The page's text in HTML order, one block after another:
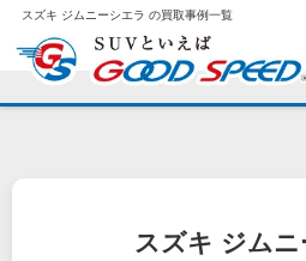
スズキ ジムニーシエラ の買取事例一覧
スズキ ジムニ